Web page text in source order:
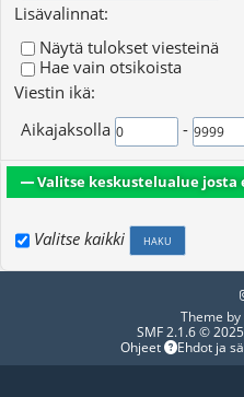
Lisävalinnat:
Näytä tulokset viesteinä
Hae vain otsikoista
Viestin ikä:
Aikajaksolla
-
Valitse keskustelualue
Valitse kaikki
Theme by
SMF 2.1.6 © 2025
Ohjeet
Ehdot ja